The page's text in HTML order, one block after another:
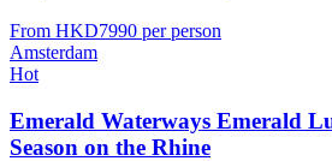
From HKD7990 per person
Amsterdam
Hot
Emerald Waterways Emerald
Season on the Rhine